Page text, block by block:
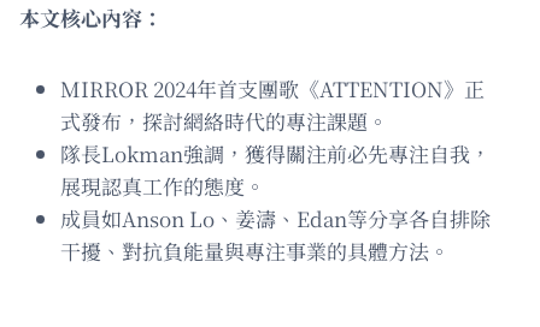
本文核心內容：
MIRROR 2024年首支團歌《ATTENTION》正
式發布，探討網絡時代的專注課題。
隊長Lokman強調，獲得關注前必先專注自我，
展現認真工作的態度。
成員如Anson Lo、姜濤、Edan等分享各自排除
干擾、對抗負能量與專注事業的具體方法。